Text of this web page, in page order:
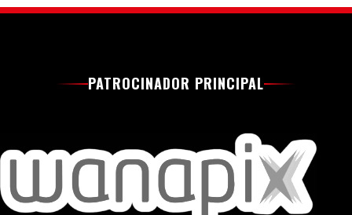
PATROCINADOR PRINCIPAL